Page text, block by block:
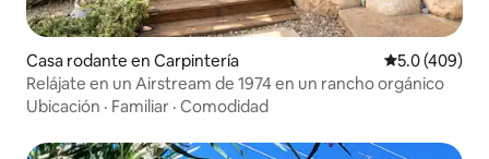
Casa rodante en Carpintería Calificación
5.0 (409)
Relájate en un Airstream de 1974 en un rancho orgánico
Ubicación · Familiar · Comodidad